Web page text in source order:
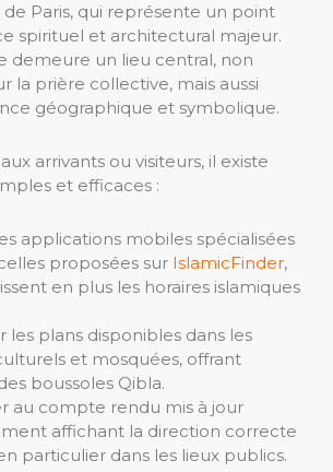
Paris, qui représente un point
spirituel et architectural majeur.
demeure un lieu central, non
la prière collective, mais aussi
géographique et symbolique.
arrivants ou visiteurs, il existe
et efficaces :
applications mobiles spécialisées
proposées sur IslamicFinder,
en plus les horaires islamiques
les plans disponibles dans les
et mosquées, offrant
boussoles Qibla.
au compte rendu mis à jour
affichant la direction correcte
particulier dans les lieux publics.